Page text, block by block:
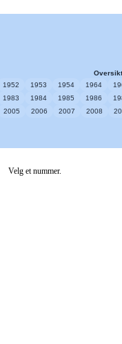
1952 1953 1954 1964
1983 1984 1985 1986
2005 2006 2007 2008
Velg et nummer.